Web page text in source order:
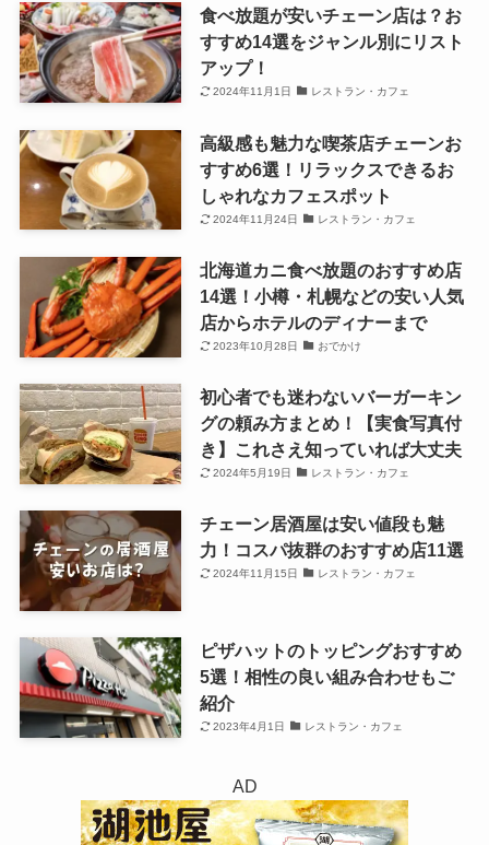
食べ放題が安いチェーン店は？お
すすめ14選をジャンル別にリスト
アップ！
2024年11月1日 レストラン・カフェ
高級感も魅力な喫茶店チェーンお
すすめ6選！リラックスできるお
しゃれなカフェスポット
2024年11月24日 レストラン・カフェ
北海道カニ食べ放題のおすすめ店
14選！小樽・札幌などの安い人気
店からホテルのディナーまで
2023年10月28日 おでかけ
初心者でも迷わないバーガーキン
グの頼み方まとめ！【実食写真付
き】これさえ知っていれば大丈夫
2024年5月19日 レストラン・カフェ
チェーン居酒屋は安い値段も魅
力！コスパ抜群のおすすめ店11選
2024年11月15日 レストラン・カフェ
ピザハットのトッピングおすすめ
5選！相性の良い組み合わせもご
紹介
2023年4月1日 レストラン・カフェ
AD